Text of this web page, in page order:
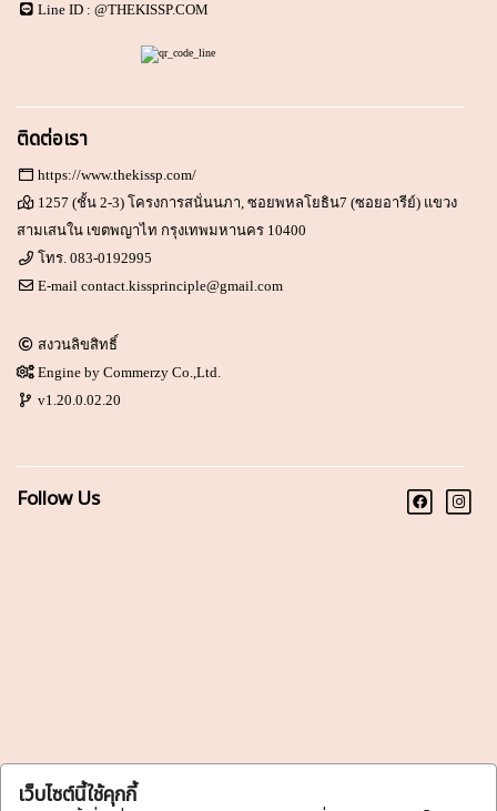
เว็บไซต์นี้ใช้คุกกี้
Line ID :@THEKISSP.COM
ติดต่อเรา
https://www.thekissp.com/
1257 (ชั้น 2-3) โครงการสนั่นนภา, ซอยพหลโยธิน7 (ซอยอารีย์) แขวง
สามเสนใน เขตพญาไท กรุงเทพมหานคร 10400
โทร.083-0192995
E-mailcontact.kissprinciple@gmail.com
สงวนลิขสิทธิ์
Engine byCommerzy Co.,Ltd.
v1.20.0.02.20
Follow Us